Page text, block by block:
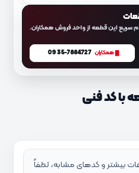
سریع این قطعه از واحد فروش همکاران.
همکاران 0935-7884727
با کد فنی
بیشتر و کدهای مشابه، لطفاً